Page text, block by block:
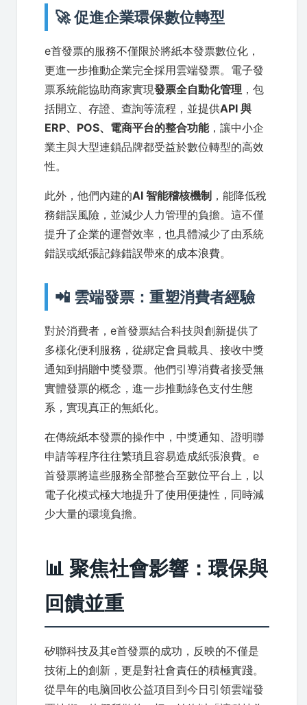
🚀 促進企業環保數位轉型
e首發票的服務不僅限於將紙本發票數位化，
更進一步推動企業完全採用雲端發票。電子發
票系統能協助商家實現發票全自動化管理 ，包
括開立、存證、查詢等流程，並提供API 與
ERP、POS、電商平台的整合功能，讓中小企
業主與大型連鎖品牌都受益於數位轉型的高效
性。
此外，他們內建的AI 智能稽核機制 ，能降低稅
務錯誤風險，並減少人力管理的負擔。這不僅
提升了企業的運營效率，也具體減少了由系統
錯誤或紙張記錄錯誤帶來的成本浪費。
📲 雲端發票：重塑消費者經驗
對於消費者，e首發票結合科技與創新提供了
多樣化便利服務，從綁定會員載具、接收中獎
通知到捐贈中獎發票。他們引導消費者接受無
實體發票的概念，進一步推動綠色支付生態
系，實現真正的無紙化。
在傳統紙本發票的操作中，中獎通知、證明聯
申請等程序往往繁瑣且容易造成紙張浪費。e
首發票將這些服務全部整合至數位平台上，以
電子化模式極大地提升了使用便捷性，同時減
少大量的環境負擔。
📊 聚焦社會影響：環保與
回饋並重
矽聯科技及其e首發票的成功，反映的不僅是
技術上的創新，更是對社會責任的積極實踐。
從早年的电脑回收公益項目到今日引領雲端發